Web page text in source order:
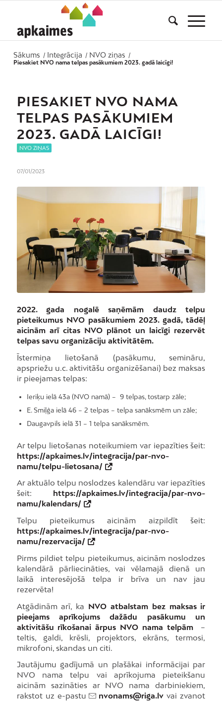
Sākums / Integrācija / NVO ziņas
/
Piesakiet NVO nama telpas pasākumiem 2023. gadā laicīgi!
PIESAKIET NVO NAMA
TELPAS PASĀKUMIEM
2023. GADĀ LAICĪGI!
NVO ZIŅAS
07/01/2023
2022. gada nogalē saņēmām daudz telpu
pieteikumus NVO pasākumiem 2023. gadā, tādēļ
aicinām arī citas NVO plānot un laicīgi rezervēt
telpas savu organizāciju aktivitātēm.
Īstermiņa lietošanā (pasākumu, semināru,
apspriežu u.c. aktivitāšu organizēšanai) bez maksas
ir pieejamas telpas:
Ieriķu ielā 43a (NVO namā) – 9 telpas, tostarp zāle;
E. Smiļģa ielā 46 – 2 telpas – telpa sanāksmēm un zāle;
Daugavpils ielā 31 – 1 telpa sanāksmēm.
Ar telpu lietošanas noteikumiem var iepazīties šeit:
https://apkaimes.lv/integracija/par-nvo-
namu/telpu-lietosana/
Ar aktuālo telpu noslodzes kalendāru var iepazīties
šeit: https://apkaimes.lv/integracija/par-nvo-
namu/kalendars/
Telpu pieteikumus aicinām aizpildīt šeit:
https://apkaimes.lv/integracija/par-nvo-
namu/rezervacija/
Pirms pildiet telpu pieteikumus, aicinām noslodzes
kalendārā pārliecināties, vai vēlamajā dienā un
laikā interesējošā telpa ir brīva un nav jau
rezervēta!
Atgādinām arī, ka NVO atbalstam bez maksas ir
pieejams aprīkojums dažādu pasākumu un
aktivitāšu rīkošanai ārpus NVO nama telpām–
teltis, galdi, krēsli, projektors, ekrāns, termosi,
mikrofoni, skandas un citi.
Jautājumu gadījumā un plašākai informācijai par
NVO nama telpu vai aprīkojuma pieteikšanu
aicinām sazināties ar NVO nama darbiniekiem,
rakstot uz e-pastu
nvonams@riga.lv vai zvanot